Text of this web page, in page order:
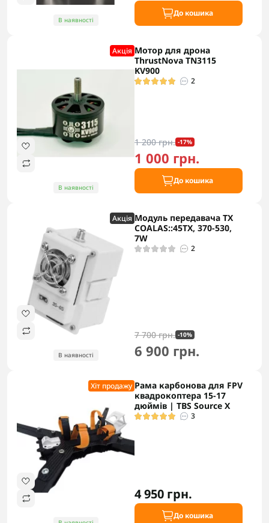
В наявності
До кошика
Акцiя
В наявності
Мотор для дрона
ThrustNova TN3115
KV900
2
1 200 грн. -17%
1 000 грн.
До кошика
Акцiя
В наявності
Модуль передавача TX
COALAS::45TX, 370-530,
7W
2
7 700 грн. -10%
6 900 грн.
Хіт продажу Рама карбонова для FPV
квадрокоптера 15-17
дюймів | TBS Source X
3
4 950 грн.
До кошика